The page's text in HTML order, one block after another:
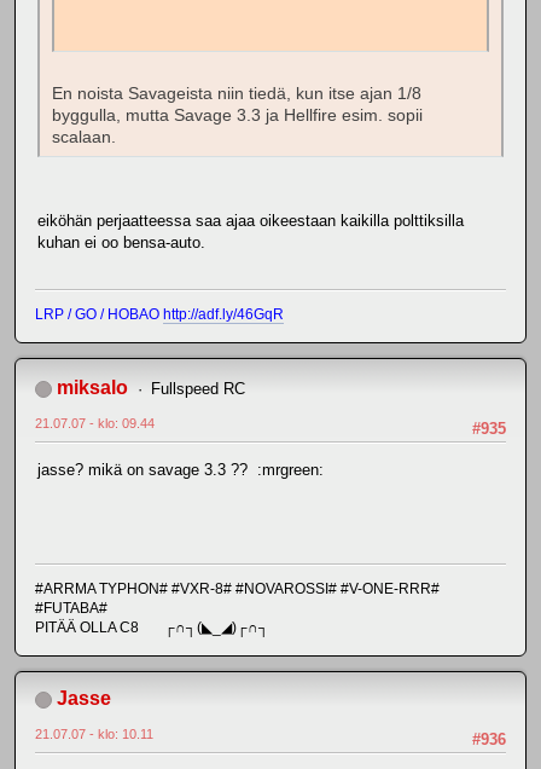
En noista Savageista niin tiedä, kun itse ajan 1/8
byggulla, mutta Savage 3.3 ja Hellfire esim. sopii
scalaan.
eiköhän perjaatteessa saa ajaa oikeestaan kaikilla polttiksilla
kuhan ei oo bensa-auto.
LRP / GO / HOBAO http://adf.ly/46GqR
miksalo Fullspeed RC
#935
21.07.07 - klo: 09.44
jasse? mikä on savage 3.3 ?? :mrgreen:
#ARRMA TYPHON# #VXR-8# #NOVAROSSI# #V-ONE-RRR#
#FUTABA#
PITÄÄ OLLA C8 ┌∩┐(◣_◢)┌∩┐
Jasse
#936
21.07.07 - klo: 10.11